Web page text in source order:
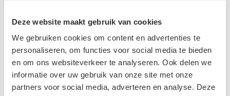
Deze website maakt gebruik van cookies
We gebruiken cookies om content en advertenties te
personaliseren, om functies voor social media te bieden
en om ons websiteverkeer te analyseren. Ook delen we
informatie over uw gebruik van onze site met onze
partners voor social media, adverteren en analyse. Deze
4R24-001 56I1cl 6
Nog niet gewaardeerd
0 sterren op basis van 0 beoordelingen
JE BEOORDELING TOEVOEGEN